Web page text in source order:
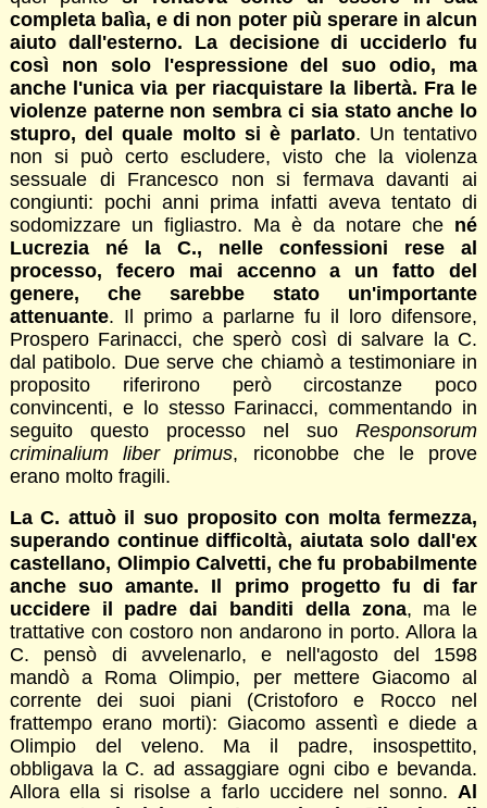
completa balìa, e di non poter più sperare in alcun
aiuto dall'esterno. La decisione di ucciderlo fu
così non solo l'espressione del suo odio, ma
anche l'unica via per riacquistare la libertà. Fra le
violenze paterne non sembra ci sia stato anche lo
stupro, del quale molto si è parlato. Un tentativo
non si può certo escludere, visto che la violenza
sessuale di Francesco non si fermava davanti ai
congiunti: pochi anni prima infatti aveva tentato di
sodomizzare un figliastro. Ma è da notare che né
Lucrezia né la C., nelle confessioni rese al
processo, fecero mai accenno a un fatto del
genere, che sarebbe stato un'importante
attenuante. Il primo a parlarne fu il loro difensore,
Prospero Farinacci, che sperò così di salvare la C.
dal patibolo. Due serve che chiamò a testimoniare in
proposito riferirono però circostanze poco
convincenti, e lo stesso Farinacci, commentando in
seguito questo processo nel suoResponsorum
criminalium liber primus, riconobbe che le prove
erano molto fragili.
La C. attuò il suo proposito con molta fermezza,
superando continue difficoltà, aiutata solo dall'ex
castellano, Olimpio Calvetti, che fu probabilmente
anche suo amante. Il primo progetto fu di far
uccidere il padre dai banditi della zona, ma le
trattative con costoro non andarono in porto. Allora la
C. pensò di avvelenarlo, e nell'agosto del 1598
mandò a Roma Olimpio, per mettere Giacomo al
corrente dei suoi piani (Cristoforo e Rocco nel
frattempo erano morti): Giacomo assentì e diede a
Olimpio del veleno. Ma il padre, insospettito,
obbligava la C. ad assaggiare ogni cibo e bevanda.
Allora ella si risolse a farlo uccidere nel sonno.Al